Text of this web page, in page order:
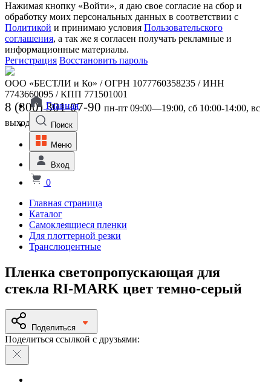
Нажимая кнопку «Войти», я даю свое согласие на сбор и
обработку моих персональных данных в соответствии с
Политикой и принимаю условия Пользовательского
соглашения, а так же я согласен получать рекламные и
информационные материалы.
Регистрация Восстановить пароль
ООО «БЕСТЛИ и Ко» / ОГРН 1077760358235 / ИНН
7743660095 / КПП 771501001
8 (800) 301-07-90 пн-пт 09:00—19:00, сб 10:00-14:00, вс
выходной
Главная
Поиск
Меню
Вход
0
Главная страница
Каталог
Самоклеящиеся пленки
Для плоттерной резки
Транслюцентные
Пленка светопропускающая для
стекла RI-MARK цвет темно-серый
Поделиться
Поделиться ссылкой с друзьями: